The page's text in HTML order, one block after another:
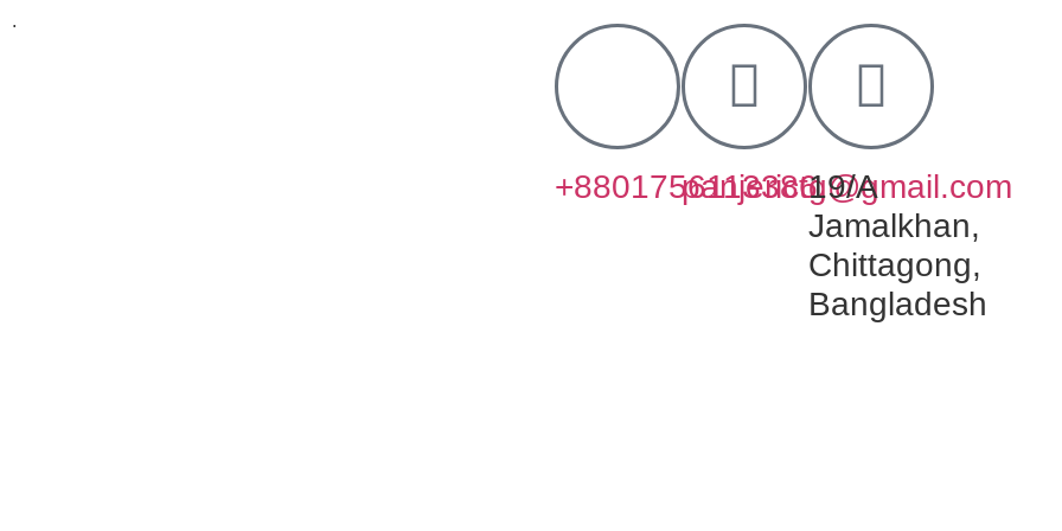
.
+8801756113386
panjerictg@gmail.com
19/A
Jamalkhan,
Chittagong,
Bangladesh